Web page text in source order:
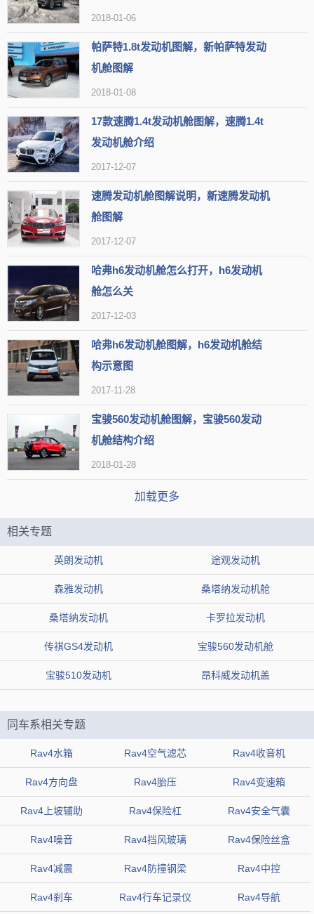
标题: 汽车发动机舱的清洗问题：使用水冲洗是否安全可行？下面
将介绍一些关于使用水冲洗汽车发动机舱的技巧和注意事项。
一、发动机舱的防水性能
防水处理。这意味着短暂冲洗发动机舱不会导致水深入到线束结点。
因此，从理论上来说，使用水冲洗发动机舱是安全可行的。
二、正确操作的重要性
变形或电路问题，并减少水蒸气对电路的影响。
2、注意避开保险丝盒和电瓶等敏感部位。尽管保险丝盒已做防水
处理，但高压水枪的强大压力仍有可能导致保险丝受损。
3、避免高压水喷到大灯边缘，以免引起水进入车灯的问题。
4、在使用水枪冲洗完发动机舱后，必须立即用风枪将残留水分吹
需要注意的细节：
1、车主在清洗发动机舱时应该佩戴手套，以避免手部受伤。
2、避免使用过高水压的高压水枪，以防止零部件损坏。
3、一些零部件如火花塞、保险盒和行车电脑对水敏感，建议使用
泡沫清洗和轻柔喷水。
2018-01-06
帕萨特1.8t发动机图解，新帕萨特发动
机舱图解
2018-01-08
17款速腾1.4t发动机舱图解，速腾1.4t
发动机舱介绍
2017-12-07
速腾发动机舱图解说明，新速腾发动机
舱图解
2017-12-07
哈弗h6发动机舱怎么打开，h6发动机
舱怎么关
2017-12-03
哈弗h6发动机舱图解，h6发动机舱结
构示意图
2017-11-28
宝骏560发动机舱图解，宝骏560发动
机舱结构介绍
2018-01-28
加载更多
相关专题
英朗发动机 途观发动机
森雅发动机 桑塔纳发动机舱
桑塔纳发动机 卡罗拉发动机
传祺GS4发动机 宝骏560发动机舱
宝骏510发动机 昂科威发动机盖
同车系相关专题
Rav4水箱 Rav4空气滤芯 Rav4收音机
Rav4方向盘 Rav4胎压 Rav4变速箱
Rav4上坡辅助 Rav4保险杠 Rav4安全气囊
Rav4噪音 Rav4挡风玻璃 Rav4保险丝盒
Rav4减震 Rav4防撞钢梁 Rav4中控
Rav4刹车 Rav4行车记录仪 Rav4导航